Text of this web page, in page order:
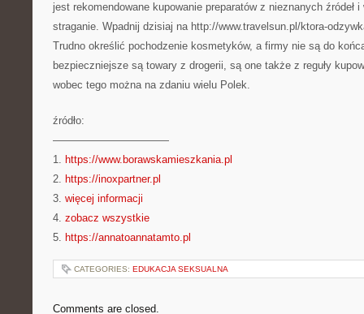
jest rekomendowane kupowanie preparatów z nieznanych źródeł i
straganie. Wpadnij dzisiaj na http://www.travelsun.pl/ktora-
Trudno określić pochodzenie kosmetyków, a firmy nie są do
bezpieczniejsze są towary z drogerii, są one także z reguły
wobec tego można na zdaniu wielu Polek.
źródło:
———————————
1. https://www.borawskamieszkania.pl
2. https://inoxpartner.pl
3. więcej informacji
4. zobacz wszystkie
5. https://annatoannatamto.pl
CATEGORIES: EDUKACJA SEKSUALNA
Comments are closed.